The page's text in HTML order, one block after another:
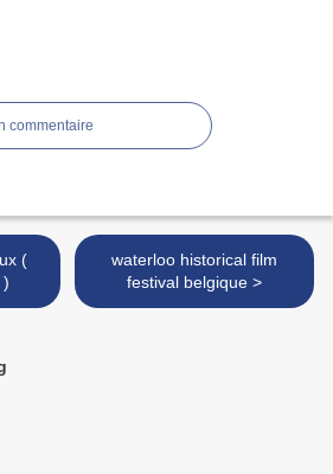
commentaire
)
waterloo historical film
festival belgique >